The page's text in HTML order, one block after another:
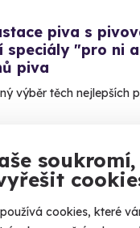
cookies, které
piva s
speciály "pro ni
piva
výběr těch nejlepších